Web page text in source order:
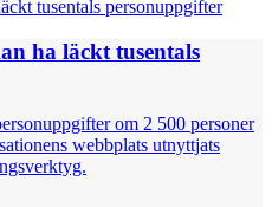
ha läckt tusentals
om 2 500 personer
webbplats utnyttjats